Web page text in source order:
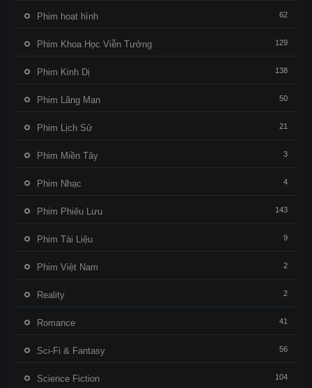
Phim hoạt hình 62
Phim Khoa Học Viễn Tưởng 129
Phim Kinh Dị 138
Phim Lãng Mạn 50
Phim Lịch Sử 21
Phim Miền Tây 3
Phim Nhạc 4
Phim Phiêu Lưu 143
Phim Tài Liệu 9
Phim Việt Nam 2
Reality 2
Romance 41
Sci-Fi & Fantasy 56
Science Fiction 104